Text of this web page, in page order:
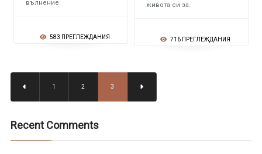
вълнение.
583 ПРЕГЛЕЖДАНИЯ
живота си за.
716 ПРЕГЛЕЖДАНИЯ
1 2 3
Recent Comments